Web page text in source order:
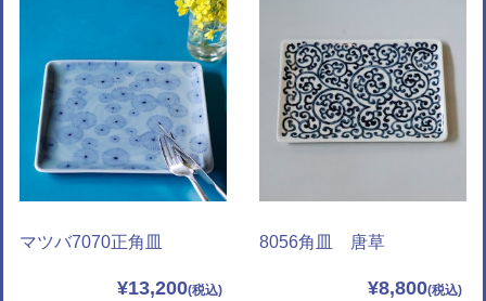
マツバ7070正角皿
¥13,200
8056角皿 唐草
¥8,800